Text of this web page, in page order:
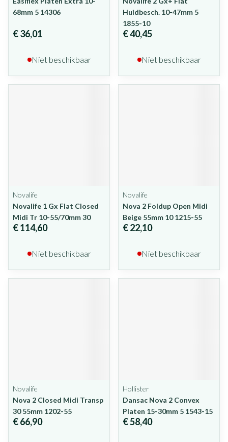
68mm 5 14306
€ 36,01
Niet beschikbaar
Huidbesch. 10-47mm 5
1855-10
€ 40,45
Niet beschikbaar
Novalife
Novalife 1 Gx Flat Closed
Midi Tr 10-55/70mm 30
€ 114,60
Niet beschikbaar
Novalife
Nova 2 Foldup Open Midi
Beige 55mm 10 1215-55
€ 22,10
Niet beschikbaar
Novalife
Nova 2 Closed Midi Transp
30 55mm 1202-55
€ 66,90
Hollister
Dansac Nova 2 Convex
Platen 15-30mm 5 1543-15
€ 58,40